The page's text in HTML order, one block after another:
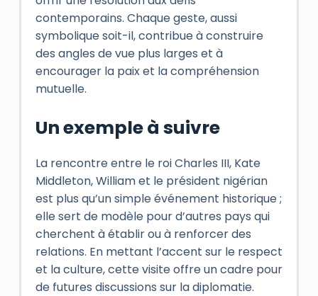
contemporains. Chaque geste, aussi
symbolique soit-il, contribue à construire
des angles de vue plus larges et à
encourager la paix et la compréhension
mutuelle.
Un exemple à suivre
La rencontre entre le roi Charles III, Kate
Middleton, William et le président nigérian
est plus qu’un simple événement historique ;
elle sert de modèle pour d’autres pays qui
cherchent à établir ou à renforcer des
relations. En mettant l’accent sur le respect
et la culture, cette visite offre un cadre pour
de futures discussions sur la diplomatie.